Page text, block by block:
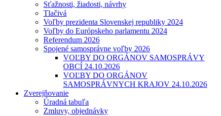
Sťažnosti, žiadosti, návrhy
Tlačivá
Voľby prezidenta Slovenskej republiky 2024
Voľby do Európskeho parlamentu 2024
Referendum 2026
Spojené samosprávne voľby 2026
VOĽBY DO ORGÁNOV SAMOSPRÁVY
OBCÍ 24.10.2026
VOĽBY DO ORGÁNOV
SAMOSPRÁVNYCH KRAJOV 24.10.2026
Zverejňovanie
Úradná tabuľa
Zmluvy, objednávky